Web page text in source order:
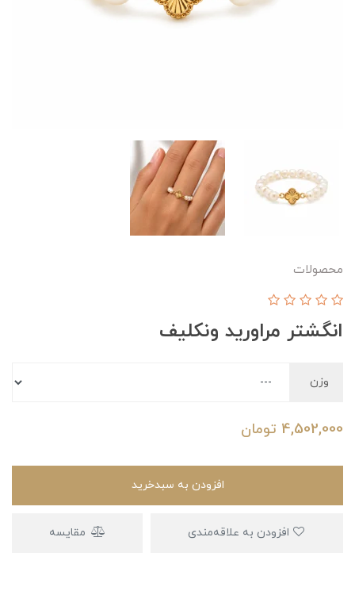
محصولات
انگشتر مراورید ونکلیف
وزن
4,502,000 تومان
افزودن به سبدخرید
مقایسه